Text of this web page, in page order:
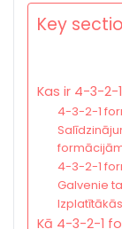
Key
Kas ir 4-3-
4-3-2-1
4-3-2-1
Galvenie
Kā 4-3-2-1